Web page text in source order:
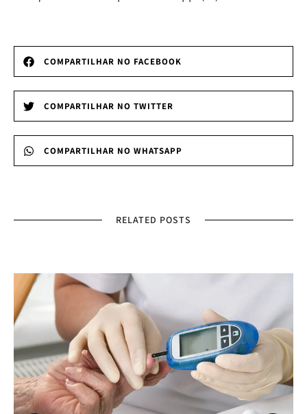
COMPARTILHAR NO FACEBOOK
COMPARTILHAR NO TWITTER
COMPARTILHAR NO WHATSAPP
RELATED POSTS